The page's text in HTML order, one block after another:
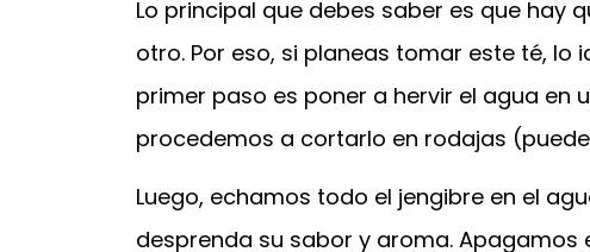
Lo principal que debes saber es que hay
otro. Por eso, si planeas tomar este té, lo
primer paso es poner a hervir el agua en
procedemos a cortarlo en rodajas
Luego, echamos todo el jengibre en el
desprenda su sabor y aroma.